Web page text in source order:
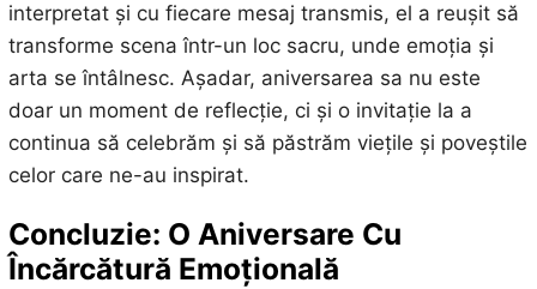
interpretat și cu fiecare mesaj transmis, el a reușit să
transforme scena într-un loc sacru, unde emoția și
arta se întâlnesc. Așadar, aniversarea sa nu este
doar un moment de reflecție, ci și o invitație la a
continua să celebrăm și să păstrăm viețile și poveștile
celor care ne-au inspirat.
Concluzie: O Aniversare Cu
Încărcătură Emoțională